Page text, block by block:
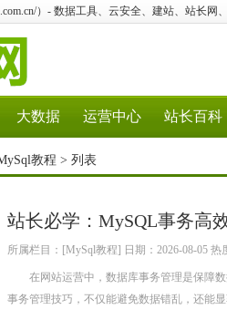
）- 数据工具、云安全、建站、站长网
大数据 运营中心 站长百科
教程 > 列表
站长必学：MySQL事务高
所属栏目：[MySql教程] 日期：2026-08-05 热
在网站运营中，数据库事务管理是保障数
事务管理技巧，不仅能避免数据错乱，还能